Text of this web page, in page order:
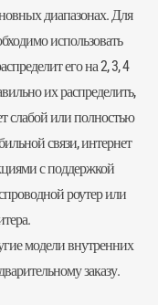
диапазонах. Для
использовать
его на 2, 3, 4
их распределить,
слабой или полностью
связи, интернет
с поддержкой
роутер или
модели внутренних
заказу.